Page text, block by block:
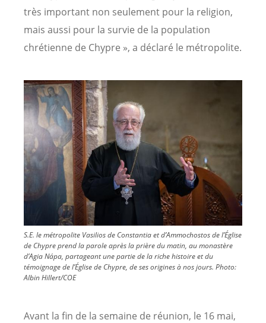
très important non seulement pour la religion,
mais aussi pour la survie de la population
chrétienne de Chypre », a déclaré le métropolite.
Image
S.E. le métropolite Vasilios de Constantia et d’Ammochostos de l’Église
de Chypre prend la parole après la prière du matin, au monastère
d’Agia Nápa, partageant une partie de la riche histoire et du
témoignage de l’Église de Chypre, de ses origines à nos jours. Photo:
Albin Hillert/COE
Avant la fin de la semaine de réunion, le 16 mai,